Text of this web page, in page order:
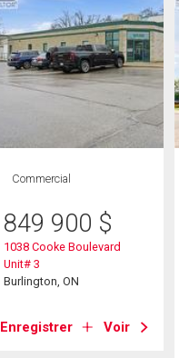
Commercial
849 900 $
1038 Cooke Boulevard
Unit# 3
Burlington, ON
Enregistrer Voir